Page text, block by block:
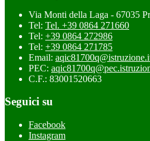
Via Monti della Laga - 67035
Tel: Tel. +39 0864 271660
Tel: +39 0864 272986
Tel: +39 0864 271785
Email:
PEC:
C.F.: 83001520663
Seguici su
Facebook
Instagram